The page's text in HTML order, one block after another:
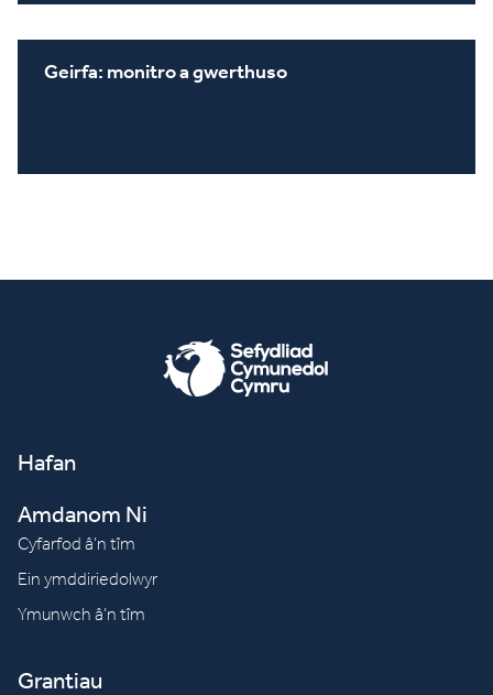
Geirfa: monitro a gwerthuso
Hafan
Amdanom Ni
Cyfarfod â’n tîm
Ein ymddiriedolwyr
Ymunwch â’n tîm
Grantiau